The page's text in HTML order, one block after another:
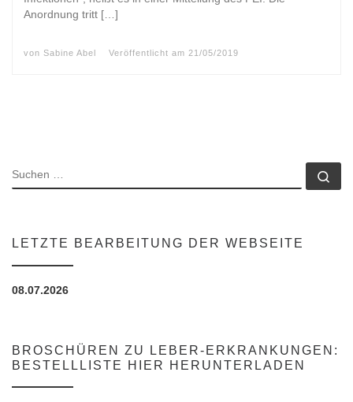
Anordnung tritt […]
von Sabine Abel Veröffentlicht am 21/05/2019
SUCHE
LETZTE BEARBEITUNG DER WEBSEITE
08.07.2026
BROSCHÜREN ZU LEBER-ERKRANKUNGEN:
BESTELLLISTE HIER HERUNTERLADEN